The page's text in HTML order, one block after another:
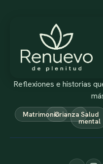
Reflexiones e historias
MatrimonioCrianza Salud
mental